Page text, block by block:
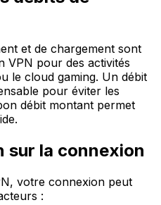
et de chargement sont
VPN pour des activités
le cloud gaming. Un débit
pour éviter les
débit montant permet
sur la connexion
votre connexion peut
: